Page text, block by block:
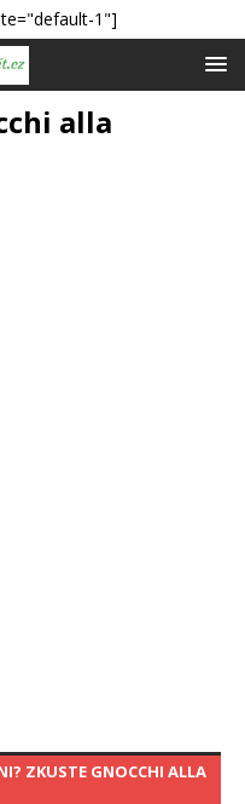
1"]
alla
ZKUSTE GNOCCHI ALLA